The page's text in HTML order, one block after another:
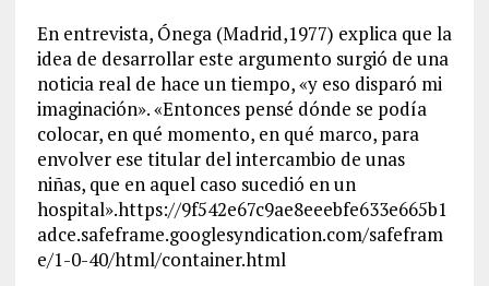
En entrevista, Ónega (Madrid,1977) explica que la
idea de desarrollar este argumento surgió de una
noticia real de hace un tiempo, «y eso disparó mi
imaginación». «Entonces pensé dónde se podía
colocar, en qué momento, en qué marco, para
envolver ese titular del intercambio de unas
niñas, que en aquel caso sucedió en un
hospital».https://9f542e67c9ae8eeebfe633e665b1
adce.safeframe.googlesyndication.com/safefram
e/1-0-40/html/container.html